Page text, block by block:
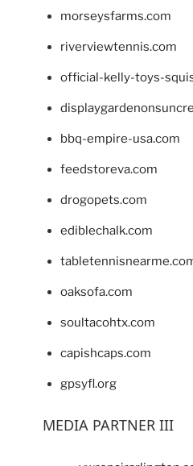
morseysfarms.com
riverviewtennis.com
official-kelly-toys-
bbq-empire-usa.com
feedstoreva.com
drogopets.com
ediblechalk.com
oaksofa.com
soultacohtx.com
capishcaps.com
gpsyfl.org
MEDIA PARTNER III